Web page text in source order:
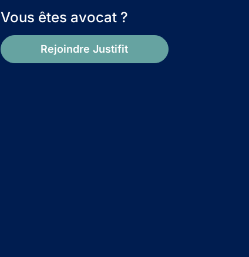
Vous êtes avocat ?
Rejoindre Justifit